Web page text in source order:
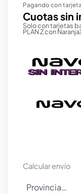
Pagando con
Cuotas sin
Solo con tarjetas
PLAN Z con
Calcular envío